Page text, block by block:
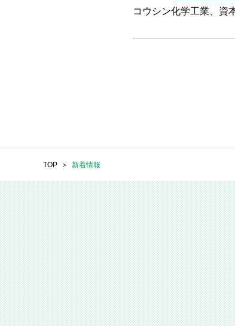
コウシン化学工業、資
TOP 新着情報